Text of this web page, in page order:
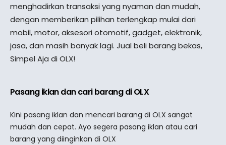
menghadirkan transaksi yang nyaman dan mudah,
dengan memberikan pilihan terlengkap mulai dari
mobil, motor, aksesori otomotif, gadget, elektronik,
jasa, dan masih banyak lagi. Jual beli barang bekas,
Simpel Aja di OLX!
Pasang iklan dan cari barang di OLX
Kini pasang iklan dan mencari barang di OLX sangat
mudah dan cepat. Ayo segera pasang iklan atau cari
barang yang diinginkan di OLX